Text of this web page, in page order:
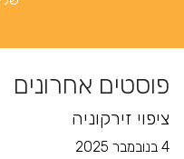
פוסטים אחרונים
ציפוי זירקוניה
4 בנובמבר 2025